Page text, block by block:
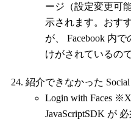
ージ（設定変更可
示されます。おす
が、 Facebook 内
けがされているの
紹介できなかった
Login with Faces
JavaScriptSDK が